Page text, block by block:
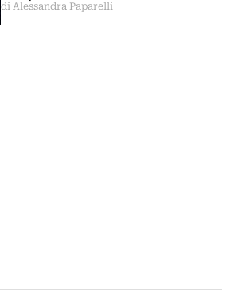
di Alessandra Paparelli